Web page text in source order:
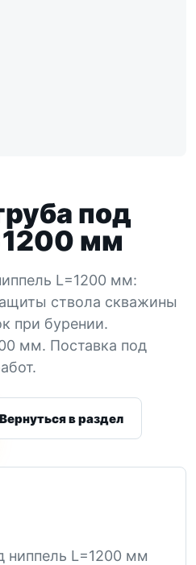
под
мм
L=1200 мм:
ствола скважины
при бурении.
мм. Поставка под
Вернуться в раздел
ниппель L=1200 мм